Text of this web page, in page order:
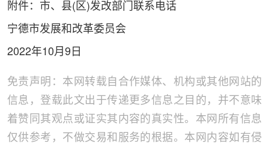
附件：市、县(区)发改部门联系电话
宁德市发展和改革委员会
2022年10月9日
免责声明：本网转载自合作媒体、机构或其他网站的
信息，登载此文出于传递更多信息之目的，并不意味
着赞同其观点或证实其内容的真实性。本网所有信息
仅供参考，不做交易和服务的根据。本网内容如有侵